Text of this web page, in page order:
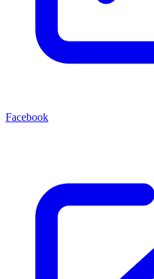
Facebook